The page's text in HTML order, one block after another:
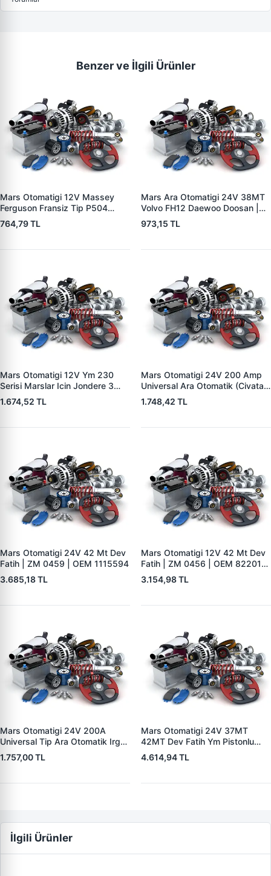
Benzer ve İlgili Ürünler
Mars Otomatigi 12V Massey
Ferguson Fransiz Tip P504
P505 Xxx | ZM 0560
764,79 TL
Mars Ara Otomatigi 24V 38MT
Volvo FH12 Daewoo Doosan |
ZM 4409 | OEM 10512097
973,15 TL
Mars Otomatigi 12V Ym 230
Serisi Marslar Icin Jondere 3
Delik | ZM 1653 | OEM
RE503357
1.674,52 TL
Mars Otomatigi 24V 200 Amp
Universal Ara Otomatik (Civatali)
| ZM 1404
1.748,42 TL
Mars Otomatigi 24V 42 Mt Dev
Fatih | ZM 0459 | OEM 1115594
3.685,18 TL
Mars Otomatigi 12V 42 Mt Dev
Fatih | ZM 0456 | OEM 82201-
5004 V1117553
2132X10456393
3.154,98 TL
Mars Otomatigi 24V 200A
Universal Tip Ara Otomatik Irgat
| ZM 0404
1.757,00 TL
Mars Otomatigi 24V 37MT
42MT Dev Fatih Ym Pistonlu
Bmc Profesyonel Catterpiller Is
Makinasi | ZM 0361 | OEM
4.614,94 TL
İlgili Ürünler